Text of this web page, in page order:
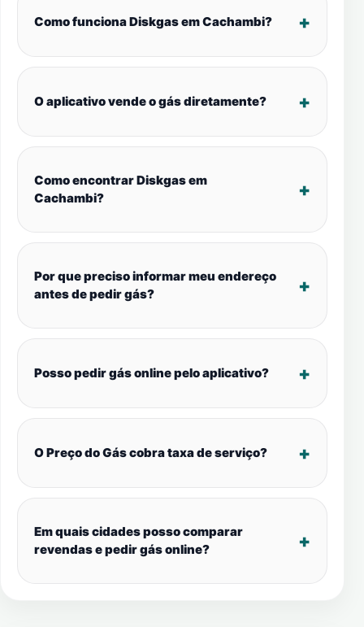
Como funciona Diskgas em Cachambi?
O aplicativo vende o gás diretamente?
Como encontrar Diskgas em
Cachambi?
Por que preciso informar meu endereço
antes de pedir gás?
Posso pedir gás online pelo aplicativo?
O Preço do Gás cobra taxa de serviço?
Em quais cidades posso comparar
revendas e pedir gás online?